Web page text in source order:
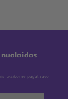
tvarkome pagal savo